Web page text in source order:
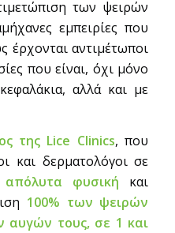
των ψειρών
εμπειρίες που
έρχονται αντιμέτωποι
που είναι, όχι μόνο
αλλά και με
της Lice Clinics, που
και δερματολόγοι σε
απόλυτα φυσική και
100% των ψειρών
τους, σε 1 και